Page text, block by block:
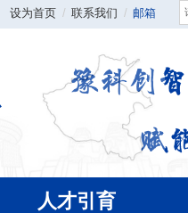
设为首页 / 联系我们 / 邮箱
人才引育